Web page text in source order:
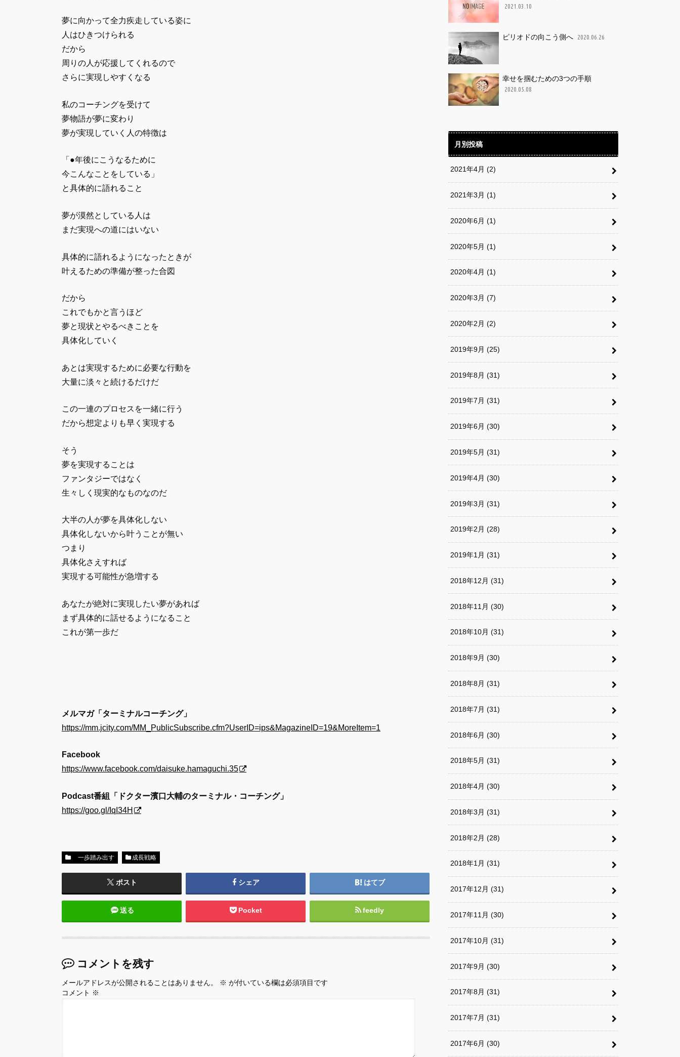
夢に向かって全力疾走している姿に
人はひきつけられる
だから
周りの人が応援してくれるので
さらに実現しやすくなる
私のコーチングを受けて
夢物語が夢に変わり
夢が実現していく人の特徴は
「●年後にこうなるために
今こんなことをしている」
と具体的に語れること
夢が漠然としている人は
まだ実現への道にはいない
具体的に語れるようになったときが
叶えるための準備が整った合図
だから
これでもかと言うほど
夢と現状とやるべきことを
具体化していく
あとは実現するために必要な行動を
大量に淡々と続けるだけだ
この一連のプロセスを一緒に行う
だから想定よりも早く実現する
そう
夢を実現することは
ファンタジーではなく
生々しく現実的なものなのだ
大半の人が夢を具体化しない
具体化しないから叶うことが無い
つまり
具体化さえすれば
実現する可能性が急増する
あなたが絶対に実現したい夢があれば
まず具体的に話せるようになること
これが第一歩だ
メルマガ「ターミナルコーチング」
https://mm.jcity.com/MM_PublicSubscribe.cfm?UserID=ips&MagazineID=19&MoreItem=1
Facebook
https://www.facebook.com/daisuke.hamaguchi.35
Podcast番組「ドクター濱口大輔のターミナル・コーチング」
https://goo.gl/IqI34H
一歩踏み出す 成長戦略
ポスト シェア はてブ
送る Pocket feedly
コメントを残す
メールアドレスが公開されることはありません。 ※ が付いている欄は必須項目です
コメント ※
2021.03.10
ピリオドの向こう側へ 2020.06.26
幸せを掴むための3つの手順
2020.05.08
月別投稿
2021年4月 (2)
2021年3月 (1)
2020年6月 (1)
2020年5月 (1)
2020年4月 (1)
2020年3月 (7)
2020年2月 (2)
2019年9月 (25)
2019年8月 (31)
2019年7月 (31)
2019年6月 (30)
2019年5月 (31)
2019年4月 (30)
2019年3月 (31)
2019年2月 (28)
2019年1月 (31)
2018年12月 (31)
2018年11月 (30)
2018年10月 (31)
2018年9月 (30)
2018年8月 (31)
2018年7月 (31)
2018年6月 (30)
2018年5月 (31)
2018年4月 (30)
2018年3月 (31)
2018年2月 (28)
2018年1月 (31)
2017年12月 (31)
2017年11月 (30)
2017年10月 (31)
2017年9月 (30)
2017年8月 (31)
2017年7月 (31)
2017年6月 (30)